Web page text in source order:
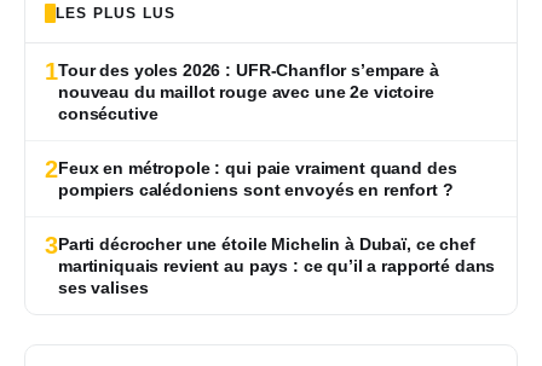
LES PLUS LUS
1Tour des yoles 2026 : UFR-Chanflor s’empare à
nouveau du maillot rouge avec une 2e victoire
consécutive
2Feux en métropole : qui paie vraiment quand des
pompiers calédoniens sont envoyés en renfort ?
3Parti décrocher une étoile Michelin à Dubaï, ce chef
martiniquais revient au pays : ce qu’il a rapporté dans
ses valises